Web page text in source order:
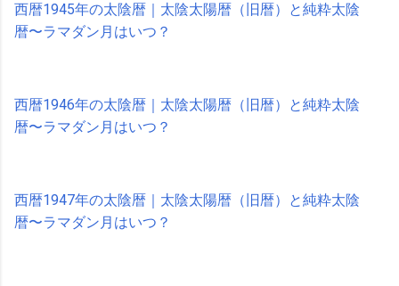
西暦1945年の太陰暦｜太陰太陽暦（旧暦）と純粋太陰
暦〜ラマダン月はいつ？
西暦1946年の太陰暦｜太陰太陽暦（旧暦）と純粋太陰
暦〜ラマダン月はいつ？
西暦1947年の太陰暦｜太陰太陽暦（旧暦）と純粋太陰
暦〜ラマダン月はいつ？